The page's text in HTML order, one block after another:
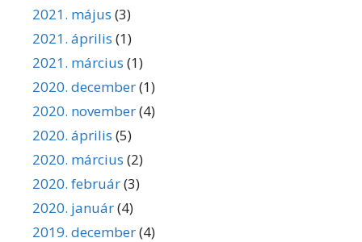
2021. május (3)
2021. április (1)
2021. március (1)
2020. december(1)
2020. november(4)
2020. április (5)
2020. március (2)
2020. február(3)
2020. január(4)
2019. december(4)